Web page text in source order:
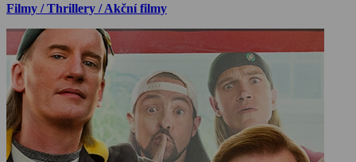
Filmy / Thrillery / Akční filmy